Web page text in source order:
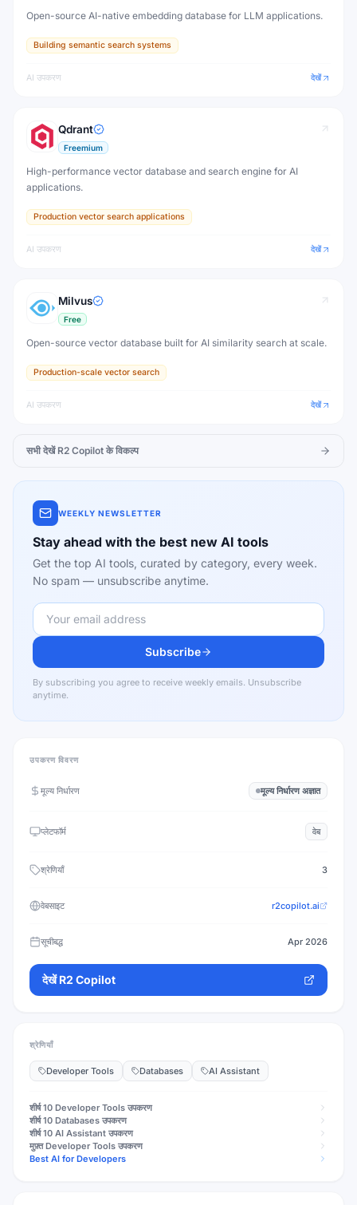
Open-source AI-native embedding database for LLM applications.
Building semantic search systems
AI उपकरण देखें
Qdrant
Freemium
High-performance vector database and search engine for AI
applications.
Production vector search applications
AI उपकरण देखें
Milvus
Free
Open-source vector database built for AI similarity search at scale.
Production-scale vector search
AI उपकरण देखें
सभी देखें R2 Copilot के विकल्प
WEEKLY NEWSLETTER
Stay ahead with the best new AI tools
Get the top AI tools, curated by category, every week.
No spam — unsubscribe anytime.
Subscribe
By subscribing you agree to receive weekly emails. Unsubscribe
anytime.
उपकरण विवरण
मूल्य निर्धारण मूल्य निर्धारण अज्ञात
प्लेटफॉर्म वेब
श्रेणियाँ 3
वेबसाइट r2copilot.ai
सूचीबद्ध Apr 2026
देखें R2 Copilot
श्रेणियाँ
Developer Tools Databases AI Assistant
शीर्ष 10 Developer Tools उपकरण
शीर्ष 10 Databases उपकरण
शीर्ष 10 AI Assistant उपकरण
मुफ़्त Developer Tools उपकरण
Best AI for Developers